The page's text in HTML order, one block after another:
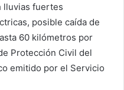
lluvias fuertes
posible caída de
60 kilómetros por
Protección Civil del
emitido por el Servicio